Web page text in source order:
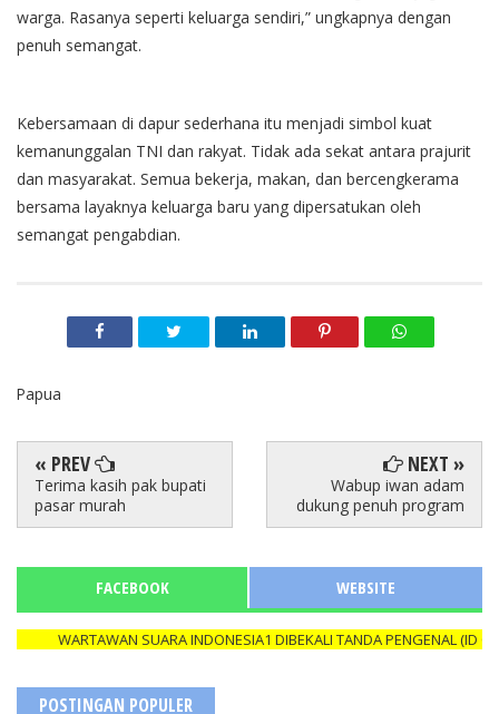
warga. Rasanya seperti keluarga sendiri,” ungkapnya dengan
penuh semangat.
Kebersamaan di dapur sederhana itu menjadi simbol kuat
kemanunggalan TNI dan rakyat. Tidak ada sekat antara prajurit
dan masyarakat. Semua bekerja, makan, dan bercengkerama
bersama layaknya keluarga baru yang dipersatukan oleh
semangat pengabdian.
Papua
« PREV
Terima kasih pak bupati
pasar murah
NEXT »
Wabup iwan adam
dukung penuh program
FACEBOOK WEBSITE
WARTAWAN SUARA INDONESIA1 DIBEKALI TANDA PENGENAL (ID
POSTINGAN POPULER